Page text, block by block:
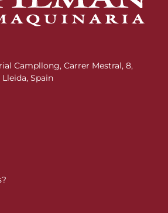
Campllong, Carrer Mestral, 8,
Spain